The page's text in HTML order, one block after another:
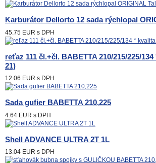
Karburátor Dellorto 12 sada rýchlopal
45.75 EUR s DPH
reťaz 111 čl.+čl. BABETTA 210/215/225/
21)
12.06 EUR s DPH
Sada gufier BABETTA 210,225
4.64 EUR s DPH
Shell ADVANCE ULTRA 2T 1L
13.04 EUR s DPH